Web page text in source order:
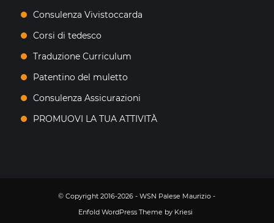
Consulenza Vivistoccarda
Corsi di tedesco
Traduzione Curriculum
Patentino del muletto
Consulenza Assicurazioni
PROMUOVI LA TUA ATTIVITÀ
© Copyright 2016-2026 - WSN Palese Maurizio -
Enfold WordPress Theme by Kriesi